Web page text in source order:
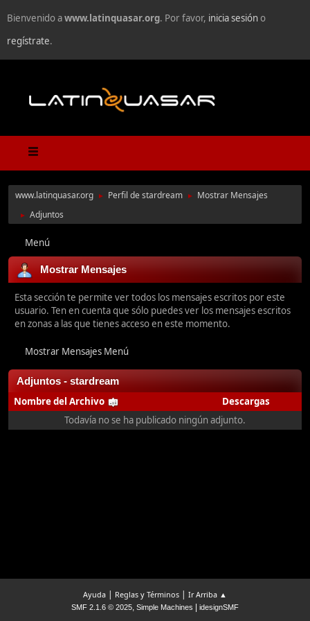
Bienvenido awww.latinquasar.org. Por favor, inicia sesióno
regístrate.
www.latinquasar.org ► Perfil de stardream ► Mostrar Mensajes
► Adjuntos
Menú
Mostrar Mensajes
Esta sección te permite ver todos los mensajes escritos por este
usuario. Ten en cuenta que sólo puedes ver los mensajes escritos
en zonas a las que tienes acceso en este momento.
Mostrar Mensajes Menú
Adjuntos - stardream
Nombre del Archivo
Descargas
Todavía no se ha publicado ningún adjunto.
Ayuda | Reglas y Términos | Ir Arriba ▲
SMF 2.1.6 © 2025, Simple Machines idesignSMF